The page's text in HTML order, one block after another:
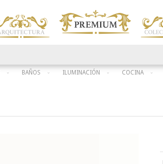
BAÑOS ILUMINACIÓN COCINA